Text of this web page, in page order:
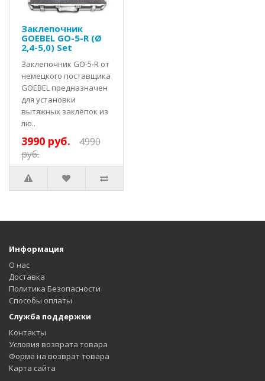
Заклепочник
GOEBEL GO-5-R (Ø
2,4-5,0) Set
Заклепочник GO-5-R от
немецкого поставщика
GOEBEL предназначен
для установки
вытяжных заклёпок из
лю..
3990 руб.
4990
руб.
Информация
О нас
Доставка
Политика Безопасности
Способы оплаты
Служба поддержки
Контакты
Условия возврата товара
Форма на возврат товара
Карта сайта